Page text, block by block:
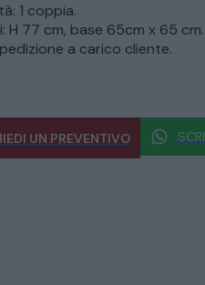
1 coppia.
H 77 cm, base 65cm x 65 cm.
a carico cliente.
UN PREVENTIVO